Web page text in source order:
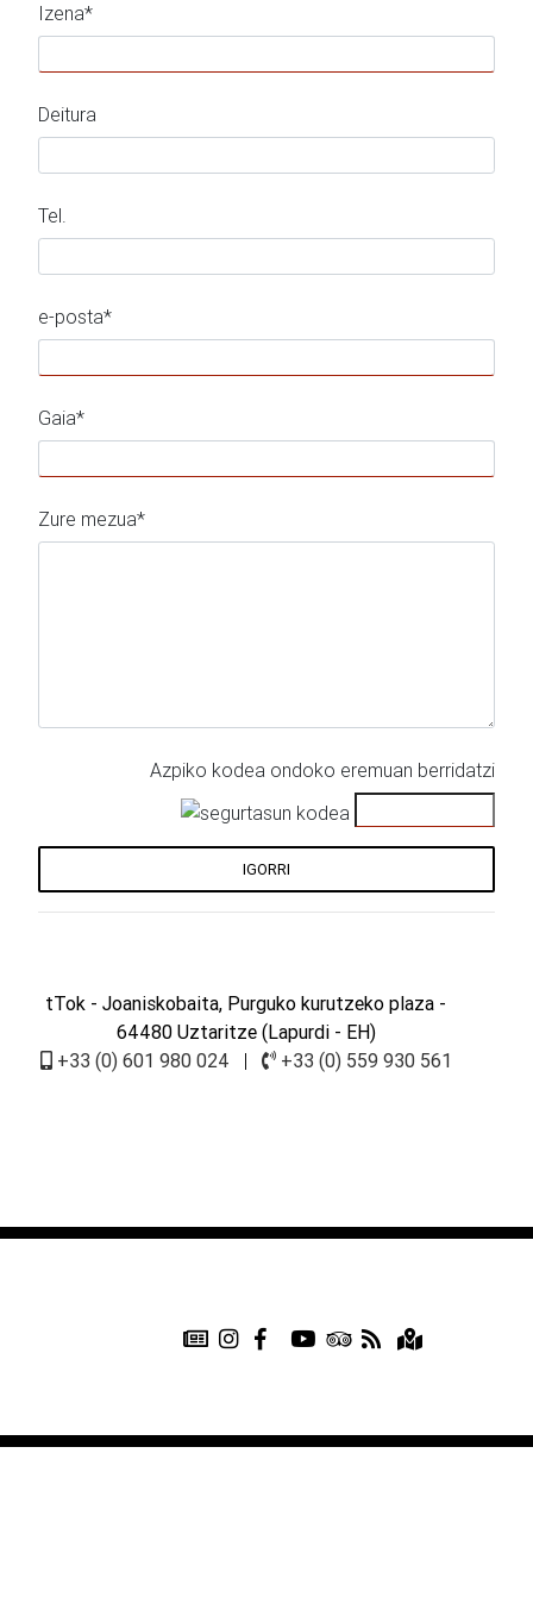
Izena*
Deitura
Tel.
e-posta*
Gaia*
Zure mezua*
Azpiko kodea ondoko eremuan berridatzi
IGORRI
tTok - Joaniskobaita, Purguko kurutzeko plaza -
64480 Uztaritze (Lapurdi - EH)
+33 (0) 601 980 024
| +33 (0) 559 930 561